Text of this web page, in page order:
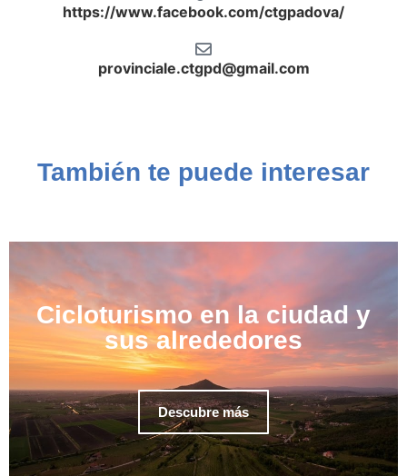
https://www.facebook.com/ctgpadova/
provinciale.ctgpd@gmail.com
También te puede interesar
Cicloturismo en la ciudad y
sus alrededores
Descubre más